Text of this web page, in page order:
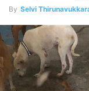
By Selvi